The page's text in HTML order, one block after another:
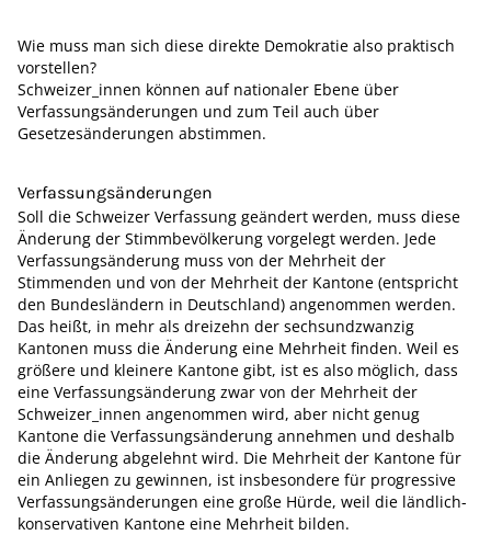
Wie muss man sich diese direkte Demokratie also praktisch
vorstellen?
Schweizer_innen können auf nationaler Ebene über
Verfassungsänderungen und zum Teil auch über
Gesetzesänderungen abstimmen.
Verfassungsänderungen
Soll die Schweizer Verfassung geändert werden, muss diese
Änderung der Stimmbevölkerung vorgelegt werden. Jede
Verfassungsänderung muss von der Mehrheit der
Stimmenden und von der Mehrheit der Kantone (entspricht
den Bundesländern in Deutschland) angenommen werden.
Das heißt, in mehr als dreizehn der sechsundzwanzig
Kantonen muss die Änderung eine Mehrheit finden. Weil es
größere und klei­nere Kantone gibt, ist es also möglich, dass
eine Verfassungsänderung zwar von der Mehrheit der
Schweizer_innen angenommen wird, aber nicht genug
Kantone die Verfassungsänderung annehmen und deshalb
die Änderung abgelehnt wird. Die Mehrheit der Kantone für
ein Anliegen zu gewinnen, ist insbesondere für progressive
Verfassungsänderungen eine große Hürde, weil die ländlich-
konservativen Kantone eine Mehrheit bilden.